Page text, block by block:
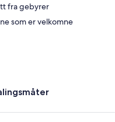
fra gebyrer
som er velkomne